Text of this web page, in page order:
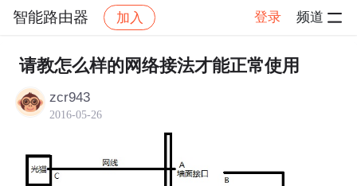
智能路由器 加入 登录 频道
社区 智能路由器 帖子详情
请教怎么样的网络接法才能正常使用
zcr943
2016-05-26